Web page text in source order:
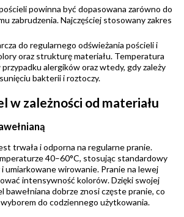
powinna być dopasowana zarówno do
zabrudzenia. Najczęściej stosowany zakres
do regularnego odświeżania pościeli i
oraz strukturę materiału. Temperatura
alergików oraz wtedy, gdy zależy
bakterii i roztoczy.
w zależności od materiału
trwała i odporna na regularne pranie.
40–60°C, stosując standardowy
umiarkowane wirowanie. Pranie na lewej
intensywność kolorów. Dzięki swojej
bawełniana dobrze znosi częste pranie, co
do codziennego użytkowania.